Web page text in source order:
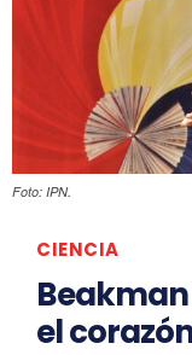
Foto: IPN.
CIENCIA
el